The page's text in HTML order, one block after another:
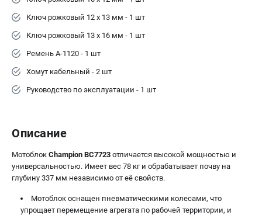
Ключ рожковый 12 х 13 мм - 1 шт
Ключ рожковый 13 х 16 мм - 1 шт
Ремень А-1120 - 1 шт
Хомут кабельный - 2 шт
Руководство по эксплуатации - 1 шт
Описание
Мотоблок Champion BC7723 отличается высокой мощностью и
универсальностью. Имеет вес 78 кг и обрабатывает почву на
глубину 337 мм независимо от её свойств.
Мотоблок оснащен пневматическими колесами, что
упрощает перемещение агрегата по рабочей территории, и